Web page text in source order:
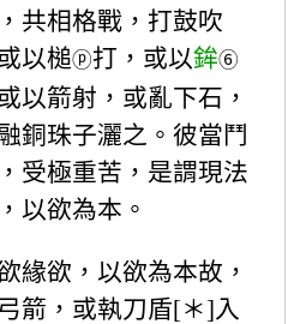
共相格戰，打鼓吹
以槌ⓟ打，或以鉾⑥
以箭射，或亂下石，
銅珠子灑之。彼當鬥
受極重苦，是謂現法
以欲為本。
緣欲，以欲為本故，
箭，或執刀盾[＊]入